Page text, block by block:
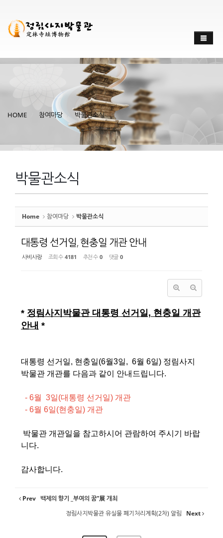
HOME 참여마당 박물관소식
박물관소식
Home 참여마당 박물관소식
대통령 선거일, 현충일 개관 안내
사비사랑 조회 수 4181 추천 수 0 댓글 0
* 정림사지박물관 대통령 선거일, 현충일 개관
안내 *
대통령 선거일, 현충일(6월3일, 6월 6일) 정림사지
박물관 개관를 다음과 같이 안내드립니다.
- 6월 3일(대통령 선거일) 개관
- 6월 6일(현충일) 개관
박물관 개관일을 참고하시어 관람하여 주시기 바랍
니다.
감사합니다.
Prev 백제의 향기 _부여의 꿈”展 개최
정림사지박물관 유실물 폐기처리계획(2차) 알림
Next
스케치북5
스케치북5